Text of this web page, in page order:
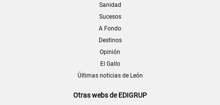
Sanidad
Sucesos
A Fondo
Destinos
Opinión
El Gallo
Últimas noticias de León
Otras webs de EDIGRUP